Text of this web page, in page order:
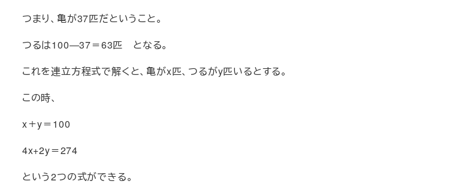
つまり、亀が37匹だということ。
つるは100―37＝63匹 となる。
これを連立方程式で解くと、亀がx匹、つるがy匹いるとする。
この時、
x＋y＝100
4x+2y＝274
という2つの式ができる。